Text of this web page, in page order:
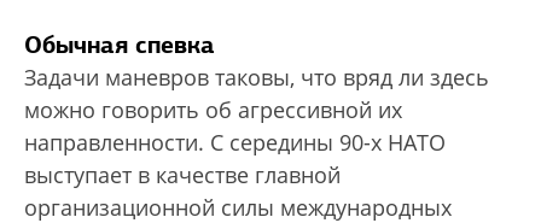
Обычная спевка
Задачи маневров таковы, что вряд ли здесь
можно говорить об агрессивной их
направленности. С середины 90-х НАТО
выступает в качестве главной
организационной силы международных